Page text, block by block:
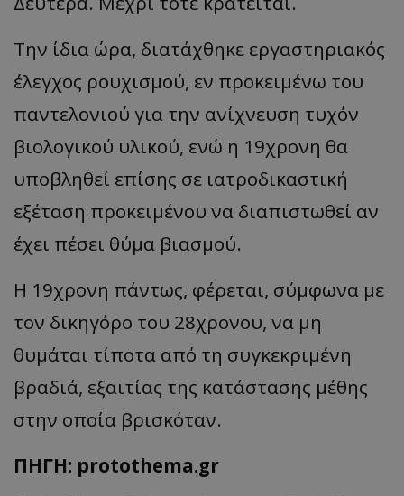
Την ίδια ώρα, διατάχθηκε εργαστηριακός
έλεγχος ρουχισμού, εν προκειμένω του
παντελονιού για την ανίχνευση τυχόν
βιολογικού υλικού, ενώ η 19χρονη θα
υποβληθεί επίσης σε ιατροδικαστική
εξέταση προκειμένου να διαπιστωθεί αν
έχει πέσει θύμα βιασμού.
Η 19χρονη πάντως, φέρεται, σύμφωνα με
τον δικηγόρο του 28χρονου, να μη
θυμάται τίποτα από τη συγκεκριμένη
βραδιά, εξαιτίας της κατάστασης μέθης
στην οποία βρισκόταν.
ΠΗΓΗ: protothema.gr